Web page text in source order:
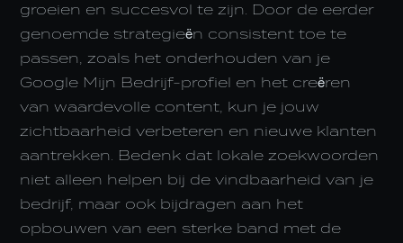
groeien en succesvol te zijn. Door de eerder
genoemde strategieën consistent toe te
passen, zoals het onderhouden van je
Google Mijn Bedrijf-profiel en het creëren
van waardevolle content, kun je jouw
zichtbaarheid verbeteren en nieuwe klanten
aantrekken. Bedenk dat lokale zoekwoorden
niet alleen helpen bij de vindbaarheid van je
bedrijf, maar ook bijdragen aan het
opbouwen van een sterke band met de